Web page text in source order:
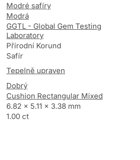
Modré safíry
Modrá
GGTL - Global Gem Testing
Laboratory
Přírodní Korund
Safír
Tepelně upraven
Dobrý
Cushion Rectangular Mixed
6.82 x 5.11 x 3.38 mm
1.00 ct